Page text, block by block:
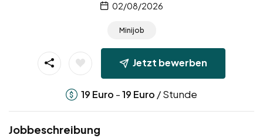
02/08/2026
Minijob
Jetzt bewerben
19 Euro -19 Euro / Stunde
Jobbeschreibung